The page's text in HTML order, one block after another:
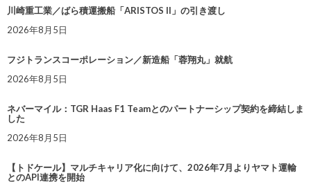
川崎重工業／ばら積運搬船「ARISTOS II」の引き渡し
2026年8月5日
フジトランスコーポレーション／新造船「蓉翔丸」就航
2026年8月5日
ネバーマイル：TGR Haas F1 Teamとのパートナーシップ契約を締結しま
した
2026年8月5日
【トドケール】マルチキャリア化に向けて、2026年7月よりヤマト運輸
とのAPI連携を開始